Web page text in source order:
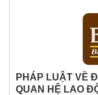
PHÁP LUẬT VỀ
QUAN HỆ LAO